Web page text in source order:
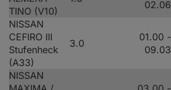
TINO (V10)
02.06
NISSAN
CEFIRO III
Stufenheck
(A33)
3.0
01.00 -
09.03
NISSAN